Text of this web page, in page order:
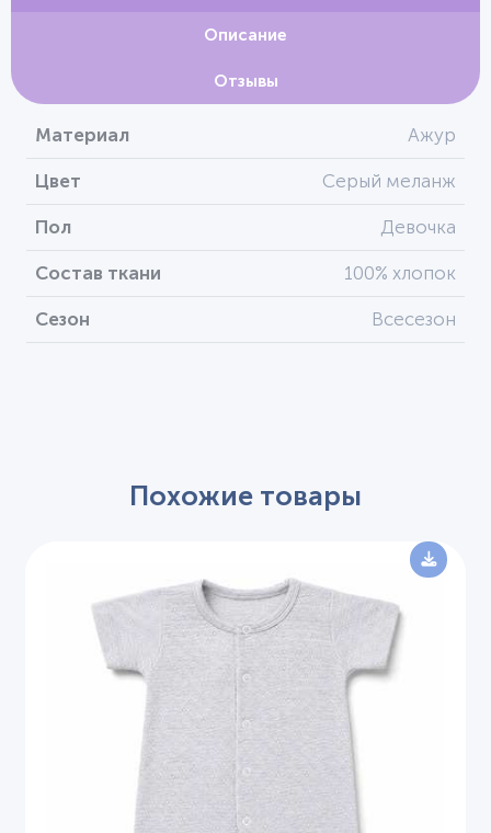
Описание
Отзывы
Материал Ажур
Цвет Серый меланж
Пол Девочка
Состав ткани 100% хлопок
Сезон Всесезон
Похожие товары